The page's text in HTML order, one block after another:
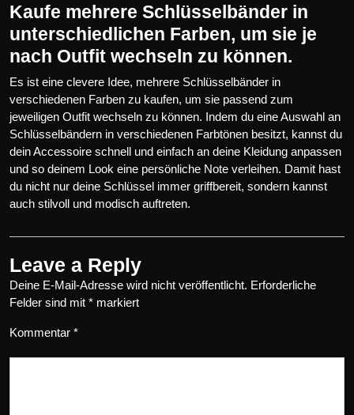
Kaufe mehrere Schlüsselbänder in
unterschiedlichen Farben, um sie je
nach Outfit wechseln zu können.
Es ist eine clevere Idee, mehrere Schlüsselbänder in
verschiedenen Farben zu kaufen, um sie passend zum
jeweiligen Outfit wechseln zu können. Indem du eine Auswahl an
Schlüsselbändern in verschiedenen Farbtönen besitzt, kannst du
dein Accessoire schnell und einfach an deine Kleidung anpassen
und so deinem Look eine persönliche Note verleihen. Damit hast
du nicht nur deine Schlüssel immer griffbereit, sondern kannst
auch stilvoll und modisch auftreten.
Leave a Reply
Deine E-Mail-Adresse wird nicht veröffentlicht. Erforderliche
Felder sind mit * markiert
Kommentar *